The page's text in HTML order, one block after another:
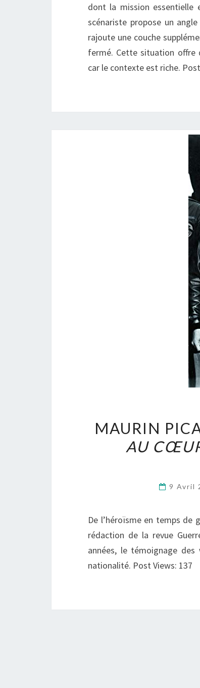
dont la mission essentielle
scénariste propose un
rajoute une couche
fermé. Cette situation offre
car le contexte est riche.
MAURIN
AU
9 Avril
De l’héroïsme en temps de
rédaction de la revue
années, le témoignage
nationalité. Post Views: 137